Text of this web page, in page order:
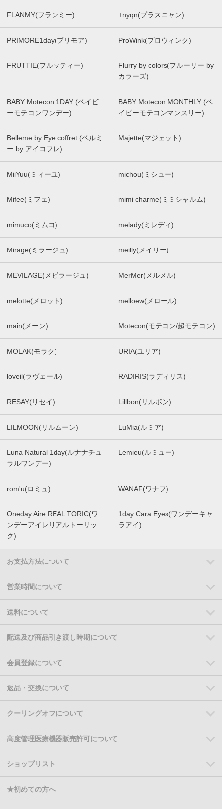
FLANMY(フランミー) +nyqn(プラスニャン)
PRIMORE1day(プリモア) ProWink(プロウィンク)
FRUTTIE(フルッティー)
Flurry by colors(フルーリー by
カラーズ)
BABY Motecon 1DAY (ベイビ
ーモテコンワンデー)
BABY Motecon MONTHLY (ベ
イビーモテコンマンスリー)
Belleme by Eye coffret (ベルミ
ー by アイコフレ)
Majette(マジェット)
MiiYuu(ミィーユ) michou(ミシュー)
Mifee(ミフェ) mimi charme(ミミシャルム)
mimuco(ミムコ) melady(ミレディ)
Mirage(ミラージュ) meilly(メイリー)
MEVILAGE(メビラージュ) MerMer(メルメル)
melotte(メロット) melloew(メロール)
main(メーン) Motecon(モテコン/超モテコン)
MOLAK(モラク) URIA(ユリア)
loveil(ラヴェール) RADIRIS(ラディリス)
RESAY(リセイ) Lillbon(リルボン)
LILMOON(リルムーン) LuMia(ルミア)
Luna Natural 1day(ルナナチュ
ラルワンデー)
Lemieu(ルミュー)
rom'u(ロミュ) WANAF(ワナフ)
Oneday Aire REAL TORIC(ワ
ンデーアイレリアルトーリッ
ク)
1day Cara Eyes(ワンデーキャ
ラアイ)
お支払方法について
営業時間について
送料について
配送及び商品引き渡し時期について
会員登録について
返品・交換について
クーリングオフについて
高度管理医療機器販売許可について
ショップリスト
★初めての方へ